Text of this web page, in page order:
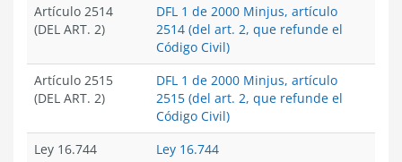
Artículo 2514
(DEL ART. 2)
DFL 1 de 2000 Minjus, artículo
2514 (del art. 2, que refunde el
Código Civil)
Artículo 2515
(DEL ART. 2)
DFL 1 de 2000 Minjus, artículo
2515 (del art. 2, que refunde el
Código Civil)
Ley 16.744
Ley 16.744